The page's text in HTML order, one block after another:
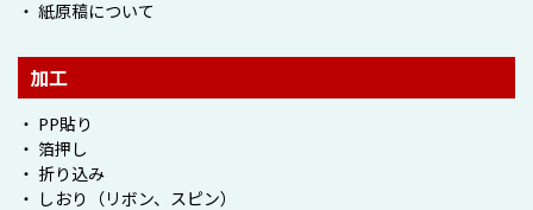
・ 紙原稿について
加工
・ PP貼り
・ 箔押し
・ 折り込み
・ しおり（リボン、スピン）